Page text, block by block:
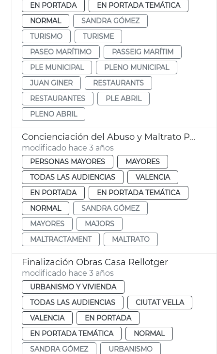
EN PORTADA
EN PORTADA TEMÁTICA
NORMAL
SANDRA GÓMEZ
TURISMO
TURISME
PASEO MARÍTIMO
PASSEIG MARÍTIM
PLE MUNICIPAL
PLENO MUNICIPAL
JUAN GINER
RESTAURANTS
RESTAURANTES
PLE ABRIL
PLENO ABRIL
Concienciación del Abuso y Maltrato Personas Mayores
modificado hace 3 años
PERSONAS MAYORES
MAYORES
TODAS LAS AUDIENCIAS
VALENCIA
EN PORTADA
EN PORTADA TEMÁTICA
NORMAL
SANDRA GÓMEZ
MAYORES
MAJORS
MALTRACTAMENT
MALTRATO
Finalización Obras Casa Rellotger
modificado hace 3 años
URBANISMO Y VIVIENDA
TODAS LAS AUDIENCIAS
CIUTAT VELLA
VALENCIA
EN PORTADA
EN PORTADA TEMÁTICA
NORMAL
SANDRA GÓMEZ
URBANISMO